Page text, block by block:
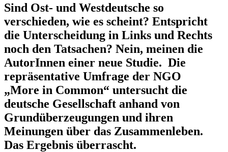
Sind Ost- und Westdeutsche so
verschieden, wie es scheint? Entspricht
die Unter­scheidung in Links und Rechts
noch den Tatsachen? Nein, meinen die
AutorInnen einer neue Studie. Die
reprä­sen­tative Umfrage der NGO
„More in Common“ unter­sucht die
deutsche Gesell­schaft anhand von
Grund­über­zeu­gungen und ihren
Meinungen über das Zusam­men­leben.
Das Ergebnis überrascht.